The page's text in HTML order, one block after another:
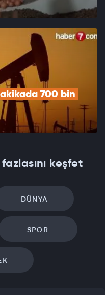
700 bin
keşfet
DÜNYA
SPOR